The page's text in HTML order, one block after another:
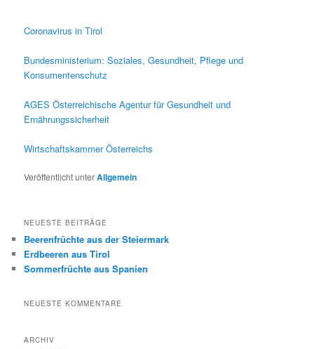
Coronavirus in Tirol
Bundesministerium: Soziales, Gesundheit, Pflege und
Konsumentenschutz
AGES Österreichische Agentur für Gesundheit und
Ernährungssicherheit
Wirtschaftskammer Österreichs
Veröffentlicht unterAllgemein
NEUESTE BEITRÄGE
Beerenfrüchte aus der Steiermark
Erdbeeren aus Tirol
Sommerfrüchte aus Spanien
NEUESTE KOMMENTARE
ARCHIV